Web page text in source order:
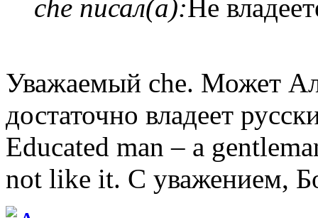
che писал(а):Не
Уважаемый che. Может
достаточно владеет
Educated man – a
not like it. С уважением,